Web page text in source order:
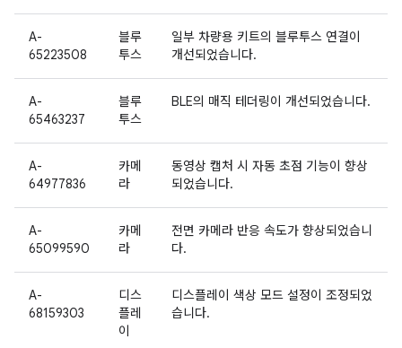
A-
65223508
블루
투스
일부 차량용 키트의 블루투스 연결이
개선되었습니다.
A-
65463237
블루
투스
BLE의 매직 테더링이 개선되었습니다.
A-
64977836
카메
라
동영상 캡처 시 자동 초점 기능이 향상
되었습니다.
A-
65099590
카메
라
전면 카메라 반응 속도가 향상되었습니
다.
A-
68159303
디스
플레
이
디스플레이 색상 모드 설정이 조정되었
습니다.